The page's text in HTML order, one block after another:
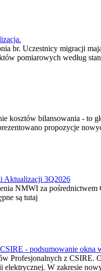
br. Uczestnicy migracji
pomiarowych według
kosztów bilansowania - to
propozycje
Aktualizacji 3Q2026
NMWI za
są tutaj
- podsumowanie okna
Profesjonalnych z CSIRE.
W zakresie